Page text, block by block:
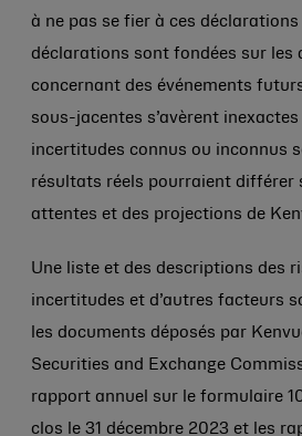
à ne pas se fier à ces
déclarations sont fondées sur les
concernant des événements
sous-jacentes s’avèrent
incertitudes connus ou inconnus
résultats réels pourraient différer
attentes et des projections de
Une liste et des descriptions des
incertitudes et d’autres facteurs
les documents déposés par
Securities and Exchange
rapport annuel sur le formulaire
clos le 31 décembre 2023 et les